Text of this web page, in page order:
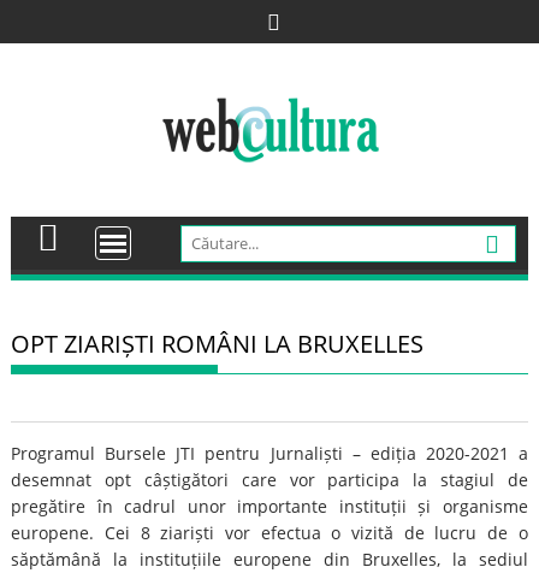
to
OPT ZIARIȘTI ROMÂNI LA BRUXELLES
Programul Bursele JTI pentru Jurnaliști – ediția 2020-2021 a
desemnat opt câștigători care vor participa la stagiul de
pregătire în cadrul unor importante instituții și organisme
europene. Cei 8 ziariști vor efectua o vizită de lucru de o
săptămână la instituțiile europene din Bruxelles, la sediul